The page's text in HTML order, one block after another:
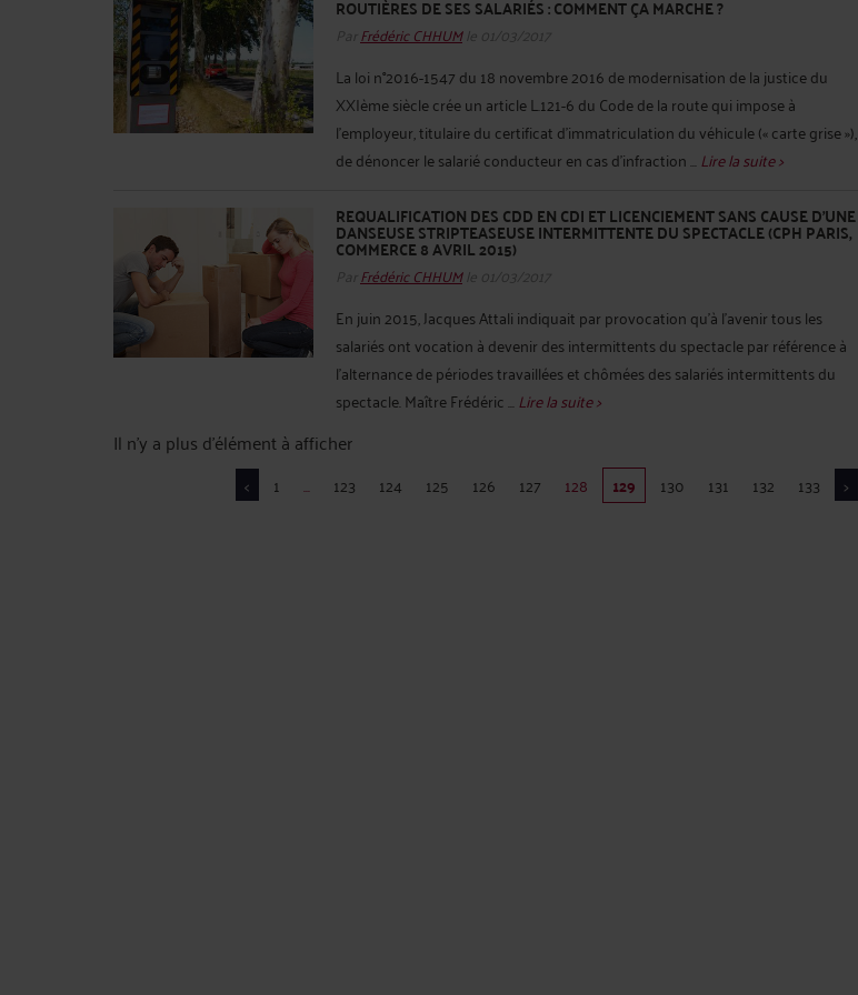
ROUTIÈRES DE SES SALARIÉS : COMMENT ÇA MARCHE ?
Par Frédéric CHHUMle 01/03/2017
La loi n°2016-1547 du 18 novembre 2016 de modernisation de la justice du
XXIème siècle crée un article L.121-6 du Code de la route qui impose à
l’employeur, titulaire du certificat d’immatriculation du véhicule (« carte grise »),
de dénoncer le salarié conducteur en cas d’infraction ...Lire la suite >
REQUALIFICATION DES CDD EN CDI ET LICENCIEMENT SANS CAUSE D’UNE
DANSEUSE STRIPTEASEUSE INTERMITTENTE DU SPECTACLE (CPH PARIS,
COMMERCE 8 AVRIL 2015)
Par Frédéric CHHUMle 01/03/2017
En juin 2015, Jacques Attali indiquait par provocation qu'à l'avenir tous les
salariés ont vocation à devenir des intermittents du spectacle par référence à
l'alternance de périodes travaillées et chômées des salariés intermittents du
spectacle. Maître Frédéric ...Lire la suite >
Il n'y a plus d'élément à afficher
< 1 ... 123 124 125 126 127 128 129 130 131 132 133 >